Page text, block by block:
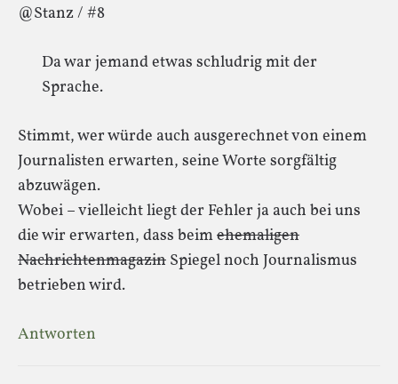
@Stanz / #8
Da war jemand etwas schludrig mit der
Sprache.
Stimmt, wer würde auch ausgerechnet von einem
Journalisten erwarten, seine Worte sorgfältig
abzuwägen.
Wobei – vielleicht liegt der Fehler ja auch bei uns
die wir erwarten, dass beimehemaligen
Nachrichtenmagazin Spiegel noch Journalismus
betrieben wird.
Antworten